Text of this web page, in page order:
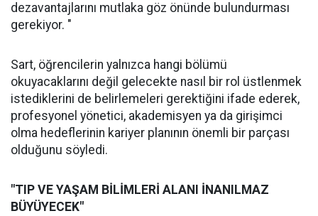
dezavantajlarını mutlaka göz önünde bulundurması
gerekiyor. "
Sart, öğrencilerin yalnızca hangi bölümü
okuyacaklarını değil gelecekte nasıl bir rol üstlenmek
istediklerini de belirlemeleri gerektiğini ifade ederek,
profesyonel yönetici, akademisyen ya da girişimci
olma hedeflerinin kariyer planının önemli bir parçası
olduğunu söyledi.
"TIP VE YAŞAM BİLİMLERİ ALANI İNANILMAZ
BÜYÜYECEK"